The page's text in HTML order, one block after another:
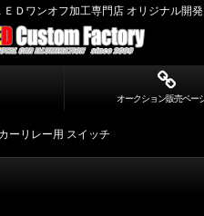
Ｄワンオフ加工専門店 オリジナル開
オークション販売ペー
ーリレー用 スイッチ